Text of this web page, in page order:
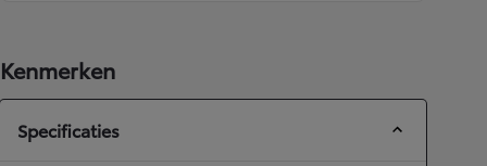
Kenmerken
Specificaties